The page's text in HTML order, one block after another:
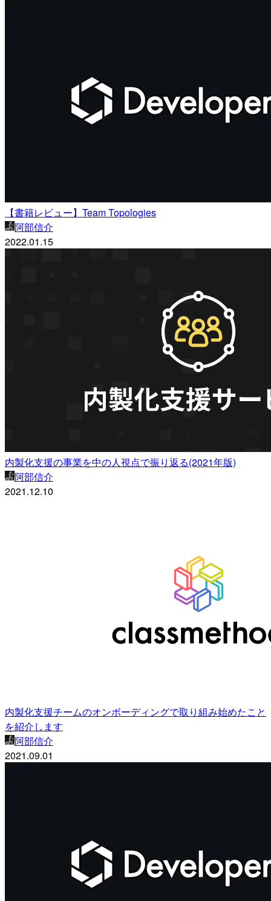
【書籍レビュー】Team Topologies
阿部信介
2022.01.15
内製化支援の事業を中の人視点で振り返る(2021年版)
阿部信介
2021.12.10
内製化支援チームのオンボーディングで取り組み始めたこと
を紹介します
阿部信介
2021.09.01